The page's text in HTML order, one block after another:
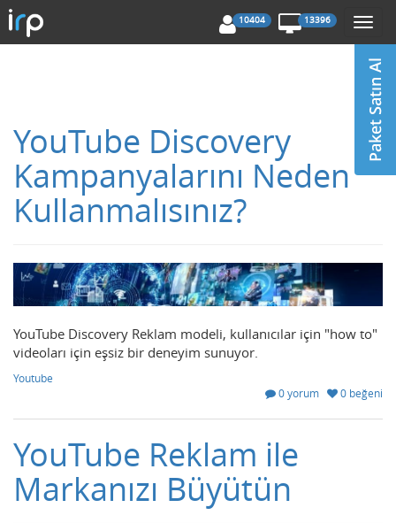
10404 13396
YouTube Discovery
Kampanyalarını Neden
Kullanmalısınız?
YouTube Discovery Reklam modeli, kullanıcılar için "how to"
videoları için eşsiz bir deneyim sunuyor.
Youtube
0 yorum
0 beğeni
YouTube Reklam ile
Markanızı Büyütün